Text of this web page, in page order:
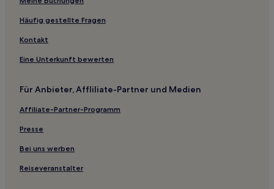
Haustierfreundliche in Magenta
Familien in Magenta
Hotels nahe Palazzo Belgioioso
Hotels nahe Straßenbahnhaltestelle Via Vitruvio
Hotels nahe U-Bahn-Station Portello
Hotels nahe Bahnhof Milan Cadorna Nord
Hotels nahe Bahnhof Milano Porta Genova
Hotels nahe Metrostation Wagner
Häufig gestellte Fragen
Kontakt
Eine Unterkunft bewerten
Für Anbieter, Affliliate-Partner und Medien
Affiliate-Partner-Programm
Presse
Bei uns werben
Reiseveranstalter